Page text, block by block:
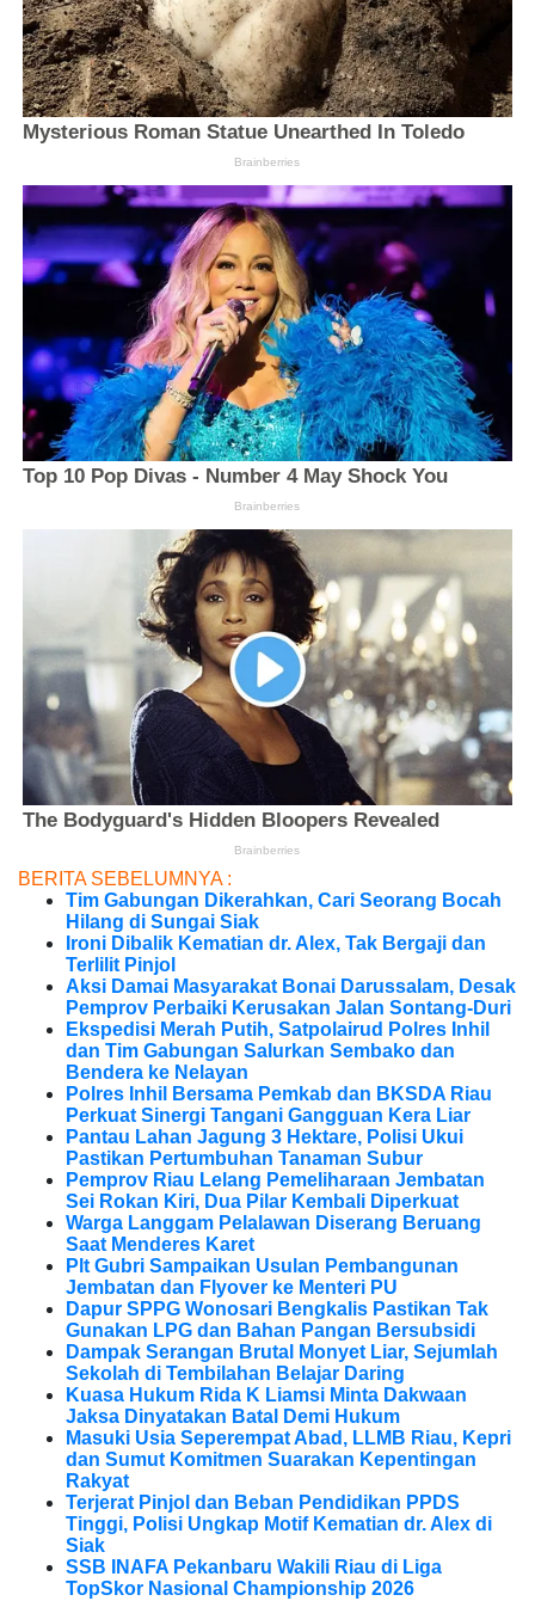
BERITA SEBELUMNYA :
Tim Gabungan Dikerahkan, Cari Seorang Bocah
Hilang di Sungai Siak
Ironi Dibalik Kematian dr. Alex, Tak Bergaji dan
Terlilit Pinjol
Aksi Damai Masyarakat Bonai Darussalam, Desak
Pemprov Perbaiki Kerusakan Jalan Sontang-Duri
Ekspedisi Merah Putih, Satpolairud Polres Inhil
dan Tim Gabungan Salurkan Sembako dan
Bendera ke Nelayan
Polres Inhil Bersama Pemkab dan BKSDA Riau
Perkuat Sinergi Tangani Gangguan Kera Liar
Pantau Lahan Jagung 3 Hektare, Polisi Ukui
Pastikan Pertumbuhan Tanaman Subur
Pemprov Riau Lelang Pemeliharaan Jembatan
Sei Rokan Kiri, Dua Pilar Kembali Diperkuat
Warga Langgam Pelalawan Diserang Beruang
Saat Menderes Karet
Plt Gubri Sampaikan Usulan Pembangunan
Jembatan dan Flyover ke Menteri PU
Dapur SPPG Wonosari Bengkalis Pastikan Tak
Gunakan LPG dan Bahan Pangan Bersubsidi
Dampak Serangan Brutal Monyet Liar, Sejumlah
Sekolah di Tembilahan Belajar Daring
Kuasa Hukum Rida K Liamsi Minta Dakwaan
Jaksa Dinyatakan Batal Demi Hukum
Masuki Usia Seperempat Abad, LLMB Riau, Kepri
dan Sumut Komitmen Suarakan Kepentingan
Rakyat
Terjerat Pinjol dan Beban Pendidikan PPDS
Tinggi, Polisi Ungkap Motif Kematian dr. Alex di
Siak
SSB INAFA Pekanbaru Wakili Riau di Liga
TopSkor Nasional Championship 2026